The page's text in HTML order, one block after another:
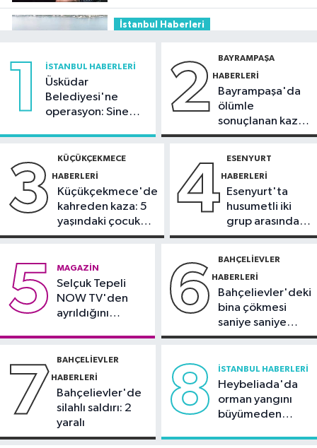
İstanbul Haberleri
gemi, İstanbul Boğazı'ndan geçişini
10:59
güvenlik görevlisi alınacak
Güncel
faciayı önledi: Şüpheli gözaltında
1 İSTANBUL HABERLERI
Üsküdar
Belediyesi'ne
operasyon: Sinem
2 BAYRAMPAŞA
HABERLERI
Bayrampaşa'da
ölümle
sonuçlanan kaza:
Sürücü
3 KÜÇÜKÇEKMECE
HABERLERI
Küçükçekmece'de
kahreden kaza: 5
yaşındaki çocuk
yoğun bakımda
4 ESENYURT
HABERLERI
Esenyurt'ta
husumetli iki
grup arasında
silahlı kavga
5 MAGAZIN
Selçuk Tepeli
NOW TV'den
ayrıldığını
6 BAHÇELIEVLER
HABERLERI
Bahçelievler'deki
bina çökmesi
saniye saniye
görüntülendi
7 BAHÇELIEVLER
HABERLERI
Bahçelievler'de
silahlı saldırı: 2
yaralı
8 İSTANBUL HABERLERI
Heybeliada'da
orman yangını
büyümeden